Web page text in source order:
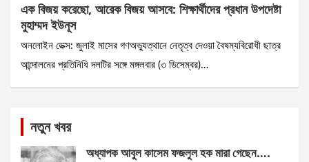
এক বিজয় করেছো, আরেক বিজয় আসবে: শিক্ষার্থীদের প্রধান উপদেষ্টা
মুহাম্মদ ইউনূস
অনলােইন ডেক্স: জুলাই মাসের গণঅভ্যুত্থানে নেতৃত্ব দেওয়া বৈষম্যবিরোধী ছাত্র
আন্দোলনের প্রতিনিধি দলটির সঙ্গে মঙ্গলবার (৩ ডিসেম্বর)…
নতুন খবর
অধ্যাপক আবুল কাসেম ফজলুল হক মারা গেছেন….